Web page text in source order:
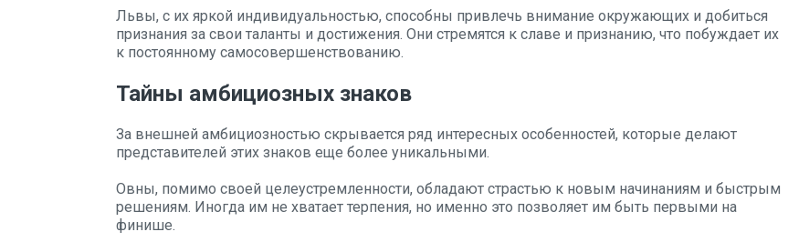
Львы, с их яркой индивидуальностью, способны привлечь внимание окружающих и добиться
признания за свои таланты и достижения. Они стремятся к славе и признанию, что побуждает их
к постоянному самосовершенствованию.
Тайны амбициозных знаков
За внешней амбициозностью скрывается ряд интересных особенностей, которые делают
представителей этих знаков еще более уникальными.
Овны, помимо своей целеустремленности, обладают страстью к новым начинаниям и быстрым
решениям. Иногда им не хватает терпения, но именно это позволяет им быть первыми на
финише.